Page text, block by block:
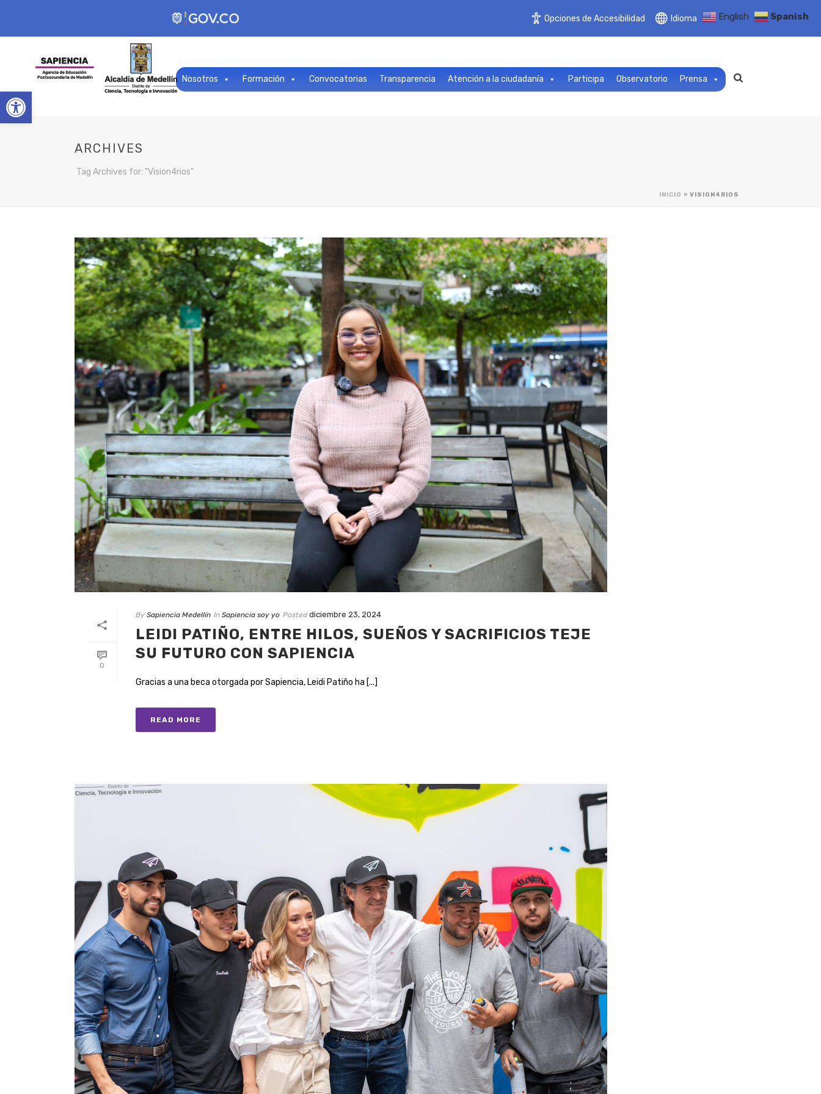
Open toolbar
Opciones de Accesibilidad Idioma
Nosotros Formación Convocatorias Transparencia Atención a la ciudadanía Participa Observatorio Prensa
ARCHIVES
Tag Archives for: "Vision4rios"
INICIO » VISION4RIOS
0
By Sapiencia Medellín In Sapiencia soy yo Posted diciembre 23, 2024
LEIDI PATIÑO, ENTRE HILOS, SUEÑOS Y SACRIFICIOS TEJE
SU FUTURO CON SAPIENCIA
Gracias a una beca otorgada por Sapiencia, Leidi Patiño ha [...]
READ MORE
English Spanish